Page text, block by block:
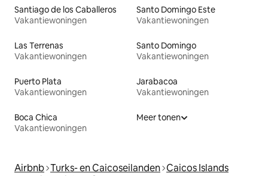
Santiago de los Caballeros
Vakantiewoningen
Santo Domingo Este
Vakantiewoningen
Las Terrenas
Vakantiewoningen
Santo Domingo
Vakantiewoningen
Puerto Plata
Vakantiewoningen
Jarabacoa
Vakantiewoningen
Boca Chica
Vakantiewoningen
Meer tonen
Airbnb Turks- en Caicoseilanden Caicos Islands